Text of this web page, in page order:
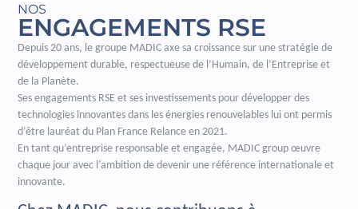
NOS
ENGAGEMENTS RSE
Depuis 20 ans, le groupe MADIC axe sa croissance sur une stratégie de
développement durable, respectueuse de l’Humain, de l’Entreprise et
de la Planète.
Ses engagements RSE et ses investissements pour développer des
technologies innovantes dans les énergies renouvelables lui ont permis
d’être lauréat du Plan France Relance en 2021.
En tant qu’entreprise responsable et engagée, MADIC group œuvre
chaque jour avec l’ambition de devenir une référence internationale et
innovante.